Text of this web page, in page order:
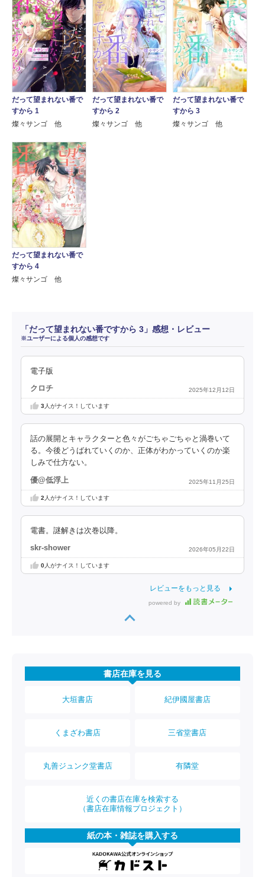
だって望まれない番で
すから 1
燦々サンゴ 他
だって望まれない番で
すから 2
燦々サンゴ 他
だって望まれない番で
すから 3
燦々サンゴ 他
だって望まれない番で
すから 4
燦々サンゴ 他
「だって望まれない番ですから 3」感想・レビュー
※ユーザーによる個人の感想です
電子版
クロチ 2025年12月12日
3人がナイス！しています
話の展開とキャラクターと色々がごちゃごちゃと渦巻いて
る。今後どうばれていくのか、正体がわかっていくのか楽
しみで仕方ない。
優@低浮上 2025年11月25日
2 人がナイス！しています
電書。謎解きは次巻以降。
skr-shower 2026年05月22日
0人がナイス！しています
レビューをもっと見る
powered by
書店在庫を見る
大垣書店 紀伊國屋書店
くまざわ書店 三省堂書店
丸善ジュンク堂書店 有隣堂
近くの書店在庫を検索する
（書店在庫情報プロジェクト）
紙の本・雑誌を購入する